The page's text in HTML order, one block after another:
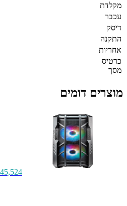
מקלדת
עכבר
דיסק
התקנה
אחריות
כרטיס
מסך
מוצרים דומים